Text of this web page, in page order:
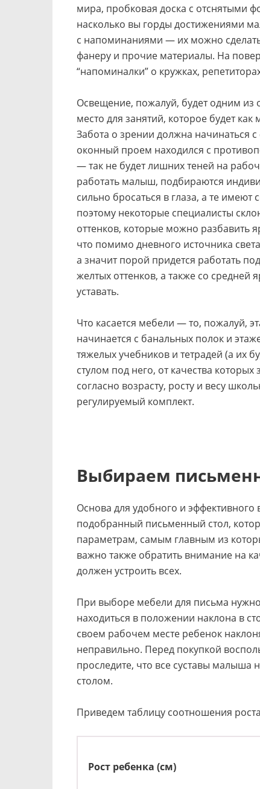
мира, пробковая доска с отснятыми
насколько вы горды достижениями
с напоминаниями — их можно
фанеру и прочие материалы. На
“напоминалки” о кружках,
Освещение, пожалуй, будет одним из
место для занятий, которое будет
Забота о зрении должна начинаться
оконный проем находился с
— так не будет лишних теней на
работать малыш, подбираются
сильно бросаться в глаза, а те
поэтому некоторые специалисты
оттенков, которые можно разбавить
что помимо дневного источника
а значит порой придется работать
желтых оттенков, а также со средней
уставать.
Что касается мебели — то, пожалуй,
начинается с банальных полок и
тяжелых учебников и тетрадей (а их
стулом под него, от качества
согласно возрасту, росту и весу
регулируемый комплект.
Выбираем
Основа для удобного и
подобранный письменный стол,
параметрам, самым главным из
важно также обратить внимание на
должен устроить всех.
При выборе мебели для письма
находиться в положении наклона в
своем рабочем месте ребенок
неправильно. Перед покупкой
проследите, что все суставы малыша
столом.
Приведем таблицу соотношения
Рост ребенка (см)